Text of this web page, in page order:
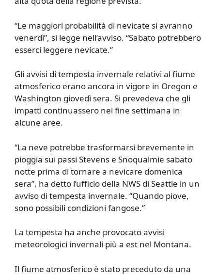
“Le maggiori probabilità di nevicate si avranno
venerdì”, si legge nell’avviso. “Sabato potrebbero
esserci leggere nevicate.”
Gli avvisi di tempesta invernale relativi al fiume
atmosferico erano ancora in vigore in Oregon e
Washington giovedì sera. Si prevedeva che gli
impatti continuassero nel fine settimana in
alcune aree.
“La neve potrebbe trasformarsi brevemente in
pioggia sui passi Stevens e Snoqualmie sabato
notte prima di tornare a nevicare domenica
sera”, ha detto l’ufficio della NWS di Seattle in un
avviso di tempesta invernale. “Quando piove,
sono possibili condizioni fangose.”
La tempesta ha anche provocato avvisi
meteorologici invernali più a est nel Montana.
Il fiume atmosferico è stato preceduto da una